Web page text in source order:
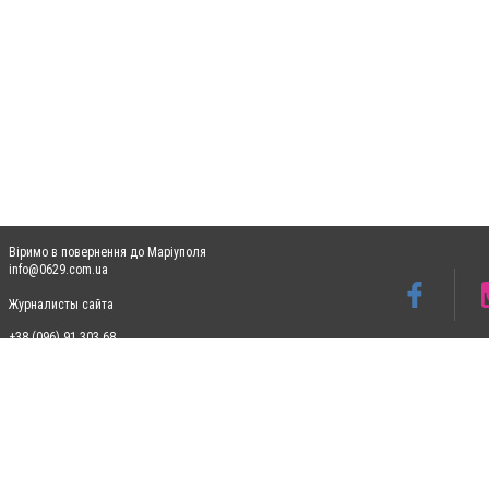
Віримо в повернення до Маріуполя
info@0629.com.ua
Журналисты сайта
+38 (096) 91 303 68